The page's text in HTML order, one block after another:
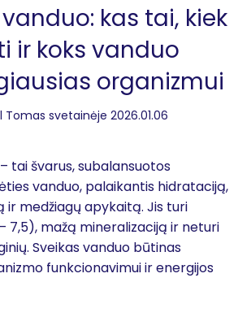
kas tai, kiek
ir koks vanduo
organizmui
Tomas svetainėje 2026.01.06
tai švarus, subalansuotos
vanduo, palaikantis hidrataciją,
ir medžiagų apykaitą. Jis turi
7,5), mažą mineralizaciją ir neturi
Sveikas vanduo būtinas
funkcionavimui ir energijos